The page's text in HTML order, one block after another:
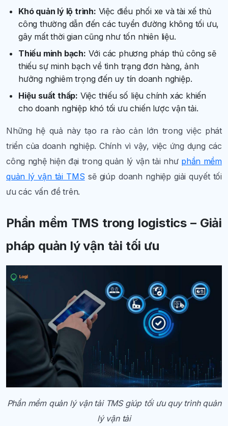
Khó quản lý lộ trình: Việc điều phối xe và tài xế thủ
công thường dẫn đến các tuyển đường không tối ưu,
gây mất thời gian cũng như tốn nhiên liệu.
Thiếu minh bạch: Với các phương pháp thủ công sẽ
thiếu sự minh bạch về tình trạng đơn hàng, ảnh
hưởng nghiêm trọng đến uy tín doanh nghiệp.
Hiệu suất thấp: Việc thiếu số liệu chính xác khiến
cho doanh nghiệp khó tối ưu chiến lược vận tải.
Những hệ quả này tạo ra rào cản lớn trong việc phát
triển của doanh nghiệp. Chính vì vậy, việc ứng dụng các
công nghệ hiện đại trong quản lý vận tải như phần mềm
quản lý vận tải TMS sẽ giúp doanh nghiệp giải quyết tối
ưu các vấn đề trên.
Phần mềm TMS trong logistics – Giải
pháp quản lý vận tải tối ưu
Phần mềm quản lý vận tải TMS giúp tối ưu quy trình quản
lý vận tải